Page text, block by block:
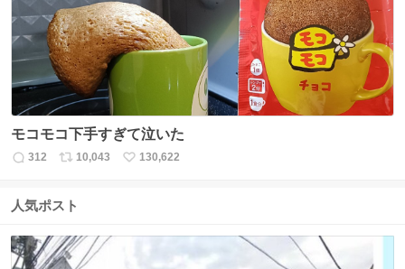
数
モコモコ下手すぎて泣いた
返
数
312
リ
ス
数
10,043
い
130,622
人気ポスト